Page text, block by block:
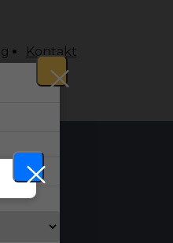
Kontakt